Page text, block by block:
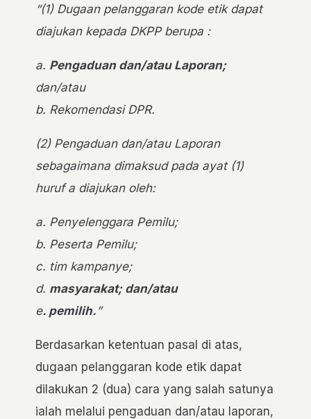
“(1) Dugaan pelanggaran kode etik dapat
diajukan kepada DKPP berupa :
a. Pengaduan dan/atau Laporan;
dan/atau
b. Rekomendasi DPR.
(2) Pengaduan dan/atau Laporan
sebagaimana dimaksud pada ayat (1)
huruf a diajukan oleh:
a. Penyelenggara Pemilu;
b. Peserta Pemilu;
c. tim kampanye;
d. masyarakat; dan/atau
e. pemilih. ”
Berdasarkan ketentuan pasal di atas,
dugaan pelanggaran kode etik dapat
dilakukan 2 (dua) cara yang salah satunya
ialah melalui pengaduan dan/atau laporan,